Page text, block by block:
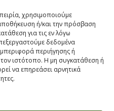
χρησιμοποιούμε
ή/και την πρόσβαση
για τις εν λόγω
δεδομένα
περιήγησης ή
ιστότοπο. Η μη συγκατάθεση ή
να επηρεάσει αρνητικά